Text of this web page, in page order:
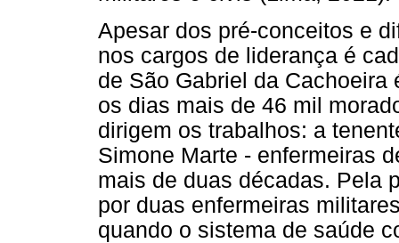
Apesar dos pré-conceitos e
nos cargos de liderança é
de São Gabriel da
os dias mais de 46 mil
dirigem os trabalhos: a
Simone Marte - enfermeiras
mais de duas décadas. Pela
por duas enfermeiras
quando o sistema de saúde